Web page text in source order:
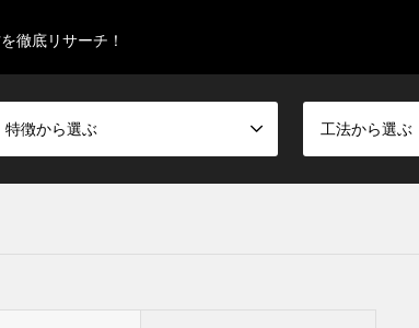
徹底リサーチ！
特徴から選ぶ 工法から選ぶ